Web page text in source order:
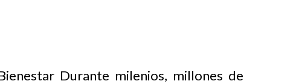
Durante milenios, millones de